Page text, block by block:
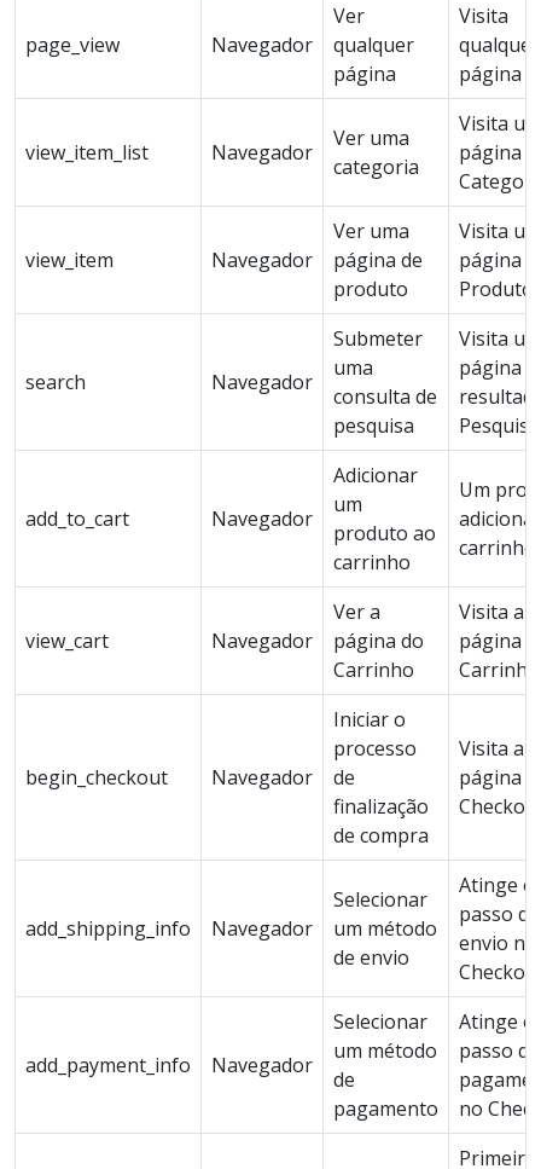
page_view Navegador
Ver
qualquer
página
Visita
qualquer
página
view_item_list Navegador
Ver uma
categoria
Visita
página
view_item Navegador
Ver uma
página de
produto
Visita
página
Produto
search Navegador
Submeter
uma
consulta de
pesquisa
Visita
página
Pesquisa
add_to_cart Navegador
Adicionar
um
produto ao
carrinho
Um
carrinho
view_cart Navegador
Ver a
página do
Carrinho
Visita a
página
Carrinho
begin_checkout Navegador
Iniciar o
processo
de
finalização
de compra
Visita a
página
add_shipping_info Navegador
Selecionar
um método
de envio
Atinge o
passo de
envio no
add_payment_info Navegador
Selecionar
um método
de
pagamento
Atinge o
passo de
no
Primeira